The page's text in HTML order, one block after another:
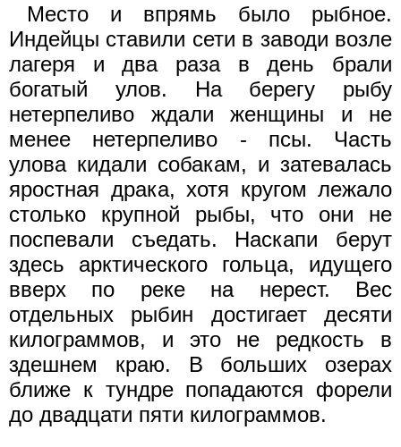
Место и впрямь было рыбное.
Индейцы ставили сети в заводи возле
лагеря и два раза в день брали
богатый улов. На берегу рыбу
нетерпеливо ждали женщины и не
менее нетерпеливо - псы. Часть
улова кидали собакам, и затевалась
яростная драка, хотя кругом лежало
столько крупной рыбы, что они не
поспевали съедать. Наскапи берут
здесь арктического гольца, идущего
вверх по реке на нерест. Вес
отдельных рыбин достигает десяти
килограммов, и это не редкость в
здешнем краю. В больших озерах
ближе к тундре попадаются форели
до двадцати пяти килограммов.